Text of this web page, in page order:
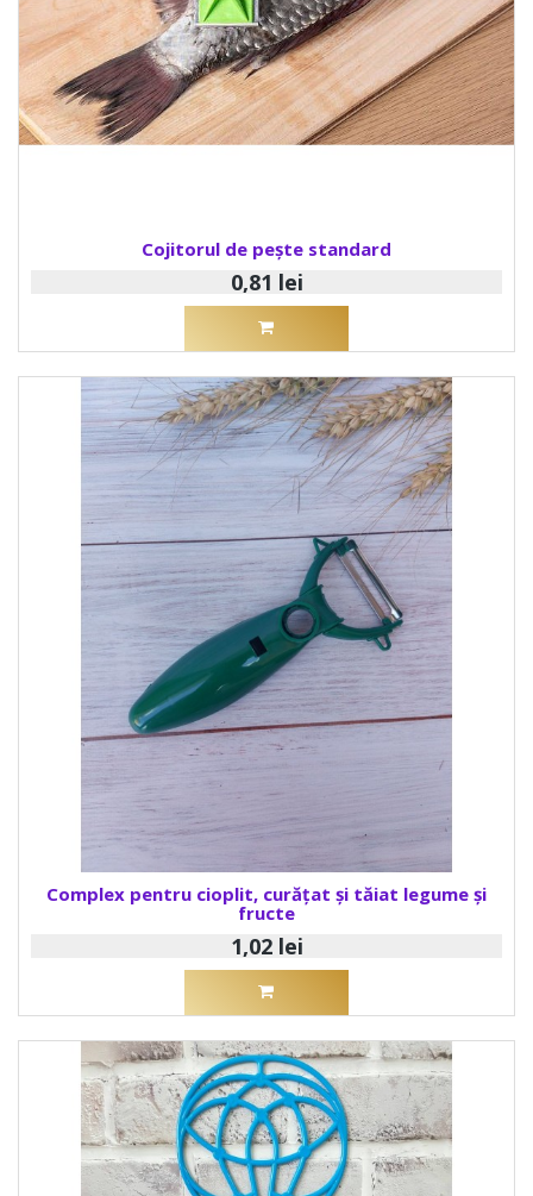
Cojitorul de pește standard
0,81 lei
Complex pentru cioplit, curățat și tăiat legume și
fructe
1,02 lei